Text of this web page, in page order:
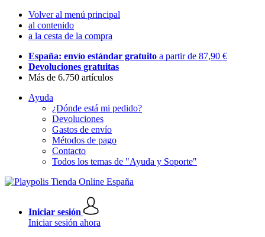
Volver al menú principal
al contenido
a la cesta de la compra
España: envío estándar gratuito a partir de 87,90 €
Devoluciones gratuitas
Más de 6.750 artículos
Ayuda
¿Dónde está mi pedido?
Devoluciones
Gastos de envío
Métodos de pago
Contacto
Todos los temas de "Ayuda y Soporte"
Iniciar sesión
Iniciar sesión ahora